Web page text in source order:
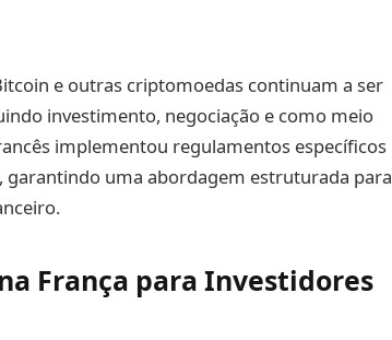
e outras criptomoedas continuam a ser
investimento, negociação e como meio
implementou regulamentos específicos
uma abordagem estruturada para
França para Investidores